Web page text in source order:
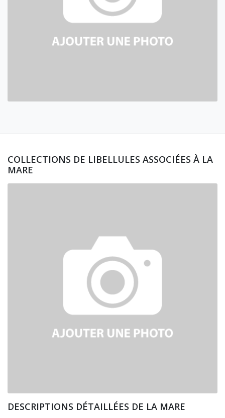
COLLECTIONS DE LIBELLULES ASSOCIÉES À LA
MARE
DESCRIPTIONS DÉTAILLÉES DE LA MARE